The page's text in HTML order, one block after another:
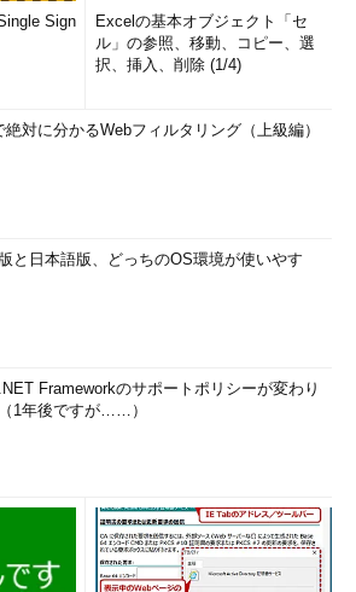
使って暗号化し
復号できない」の
書いた。これはす
化したものは秘密
うことでもある。
している。
公開しているものなんだから、秘密鍵で
、これが大いに意味があるのだ。
この文書（平文）とともに、文書を自分の
のを一緒に送るのである。この2つを受け
暗号化された文書をAさんの公開鍵で復号
較する。これが一致したとき、どのような
Sign
Excelの基本オブジェクト「セ
ル」の参照、移動、コピー、選
択、挿入、削除 (1/4)
絶対に分かるWebフィルタリング（上級編）
と日本語版、どっちのOS環境が使いやす
Frameworkのサポートポリシーが変わり
1年後ですが……）